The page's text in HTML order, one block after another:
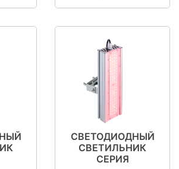
СВЕТОДИОДНЫЙ
СВЕТИЛЬНИК
СЕРИЯ